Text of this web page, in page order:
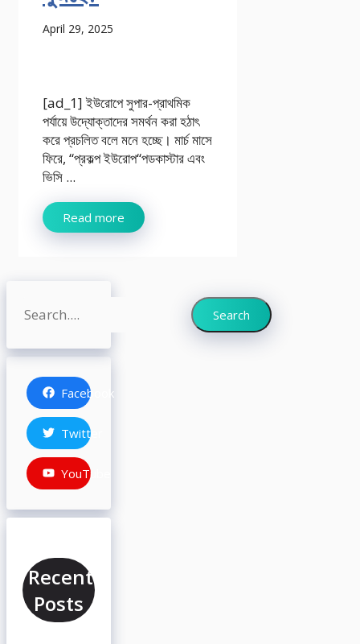
April 29, 2025
[ad_1] ইউরোপে সুপার-প্রাথমিক
পর্যায়ে উদ্যোক্তাদের সমর্থন করা হঠাৎ
করে প্রচলিত বলে মনে হচ্ছে। মার্চ মাসে
ফিরে, “প্রকল্প ইউরোপ“পডকাস্টার এবং
ভিসি ...
Read more
Search Search
Facebook
Twitter
YouTube
Recent
Posts